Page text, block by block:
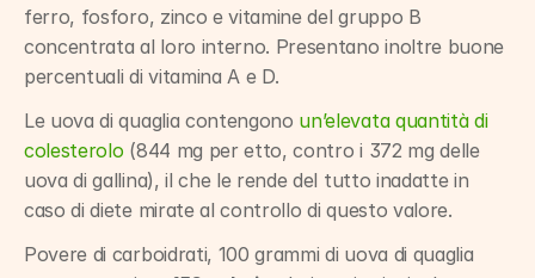
ferro, fosforo, zinco e vitamine del gruppo B
concentrata al loro interno. Presentano inoltre buone
percentuali di vitamina A e D.
Le uova di quaglia contengono un’elevata quantità di
colesterolo (844 mg per etto, contro i 372 mg delle
uova di gallina), il che le rende del tutto inadatte in
caso di diete mirate al controllo di questo valore.
Povere di carboidrati, 100 grammi di uova di quaglia